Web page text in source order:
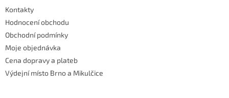
Kontakty
Hodnocení obchodu
Obchodní podmínky
Moje objednávka
Cena dopravy a plateb
Výdejní místo Brno a Mikulčice